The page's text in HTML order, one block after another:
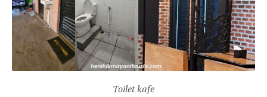
Toilet kafe